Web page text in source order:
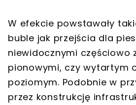
W efekcie powstawały
buble jak przejścia dla
niewidocznymi częściowo
pionowymi, czy wytartym
poziomym. Podobnie w
przez konstrukcję